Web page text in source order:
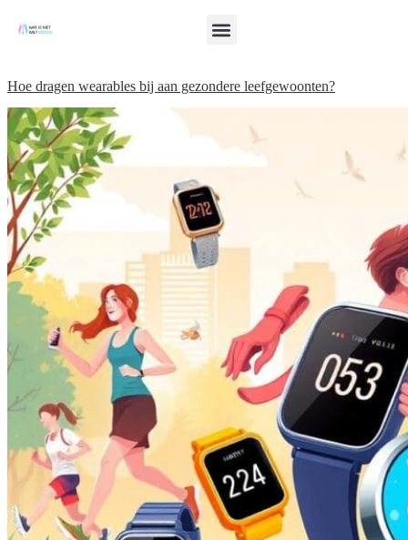
Hoe dragen wearables bij aan gezondere leefgewoonten?